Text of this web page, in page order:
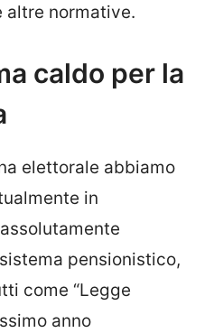
altre normative.
caldo per la
elettorale abbiamo
in
pensionistico,
come “Legge
anno